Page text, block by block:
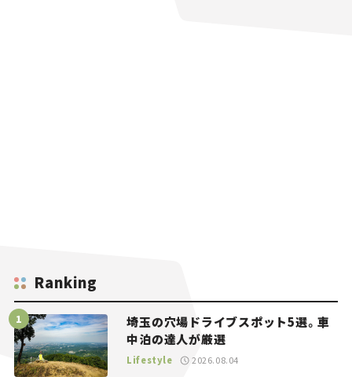
Ranking
埼玉の穴場ドライブスポット5選。車
中泊の達人が厳選
Lifestyle 2026.08.04